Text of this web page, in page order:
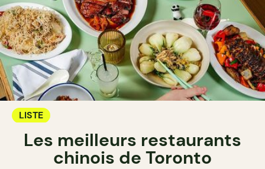
LISTE
Les meilleurs restaurants
chinois de Toronto